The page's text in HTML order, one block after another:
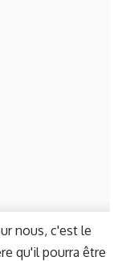
nous, c'est le
qu'il pourra être